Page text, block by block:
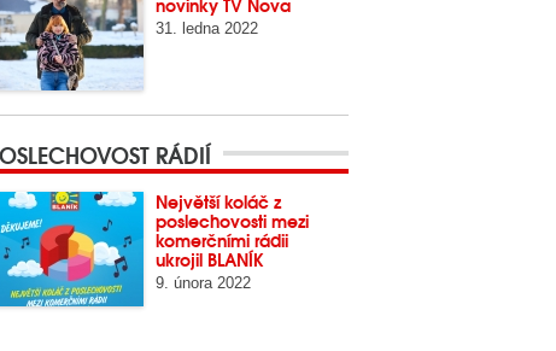
31. ledna 2022
RÁDIÍ
Největší koláč z
poslechovosti mezi
komerčními rádii
ukrojil BLANÍK
9. února 2022